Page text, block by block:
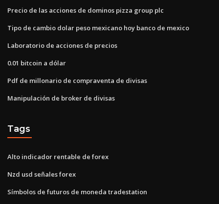
Precio de las acciones de dominos pizza group plc
Tipo de cambio dolar peso mexicano hoy banco de mexico
Laboratorio de acciones de precios
0.01 bitcoin a dólar
Pdf de millonario de compraventa de divisas
Manipulación de broker de divisas
Tags
Alto indicador rentable de forex
Nzd usd señales forex
Símbolos de futuros de moneda tradestation